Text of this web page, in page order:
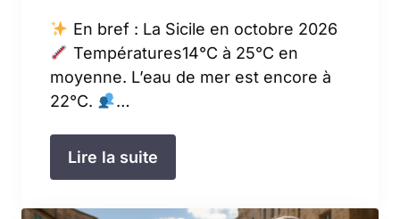
En bref : La Sicile en octobre 2026
Températures14°C à 25°C en
moyenne. L’eau de mer est encore à
22°C.
…
Lire la suite